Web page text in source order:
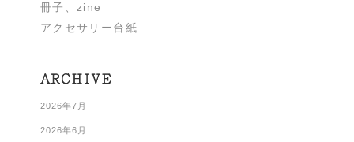
冊子、zine
アクセサリー台紙
2026年7月
2026年6月